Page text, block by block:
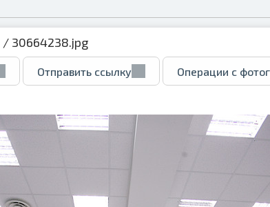
/ 30664238.jpg
Отправить ссылку Операции с